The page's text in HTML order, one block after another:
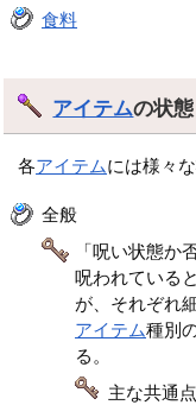
食料
アイテムの状
各アイテムには様々
全般
「呪い状態か
呪われている
が、それぞれ
アイテム種別
る。
主な共通